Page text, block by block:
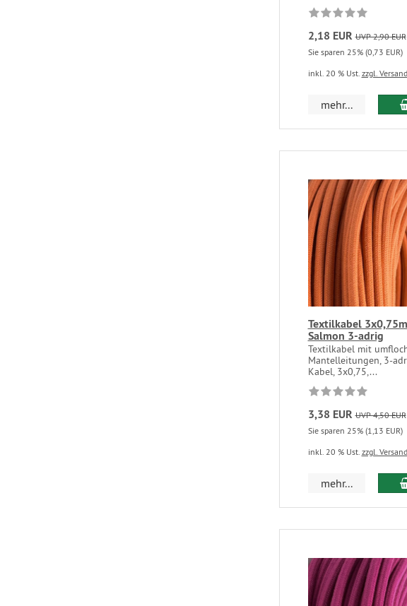
2,18 EUR UVP 2,90 EUR
Sie sparen 25% (0,73 EUR)
inkl. 20 % Ust. zzgl.
mehr...
Textilkabel
Salmon 3-adrig
Textilkabel mit
Mantelleitungen, 3-
Kabel, 3x0,75,...
3,38 EUR UVP 4,50 EUR
Sie sparen 25% (1,13 EUR)
inkl. 20 % Ust. zzgl.
mehr...